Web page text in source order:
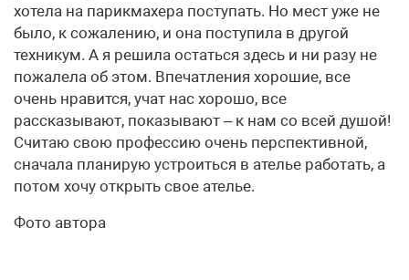
хотела на парикмахера поступать. Но мест уже не
было, к сожалению, и она поступила в другой
техникум. А я решила остаться здесь и ни разу не
пожалела об этом. Впечатления хорошие, все
очень нравится, учат нас хорошо, все
рассказывают, показывают – к нам со всей душой!
Считаю свою профессию очень перспективной,
сначала планирую устроиться в ателье работать, а
потом хочу открыть свое ателье.
Фото автора